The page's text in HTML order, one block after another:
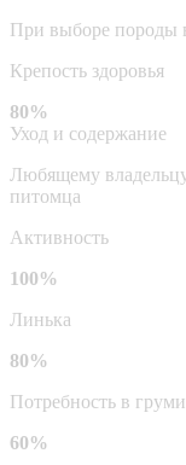
При выборе породы
Крепость здоровья
80%
Уход и содержание
Любящему
питомца
Активность
100%
Линька
80%
Потребность в
60%